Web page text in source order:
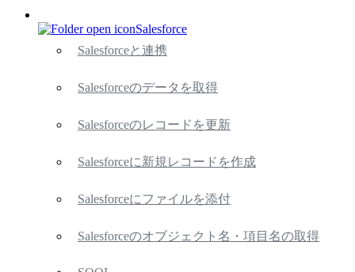
Salesforce
Salesforceと連携
Salesforceのデータを取得
Salesforceのレコードを更新
Salesforceに新規レコードを作成
Salesforceにファイルを添付
Salesforceのオブジェクト名・項目名の取得